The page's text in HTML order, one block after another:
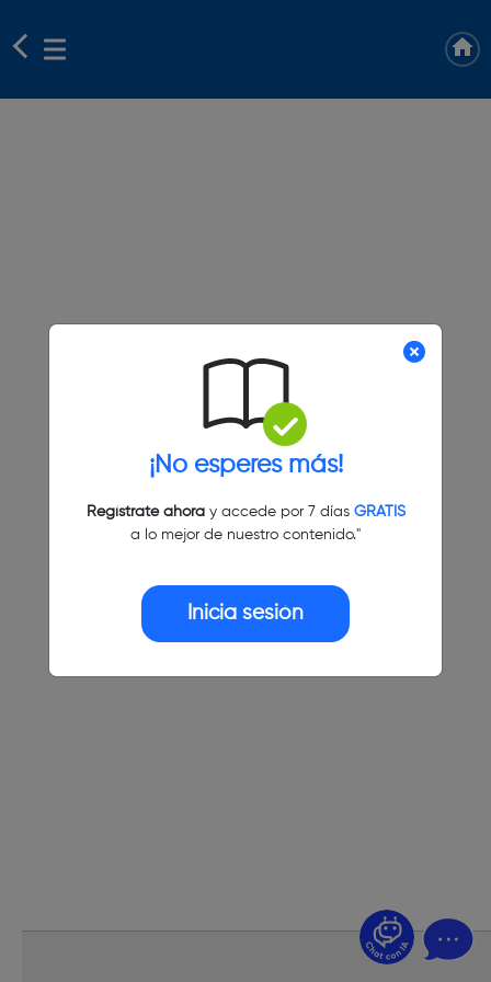
¡No esperes más!
Regístrate ahoray accede por 7 días GRATIS
a lo mejor de nuestro contenido."
Inicia sesión